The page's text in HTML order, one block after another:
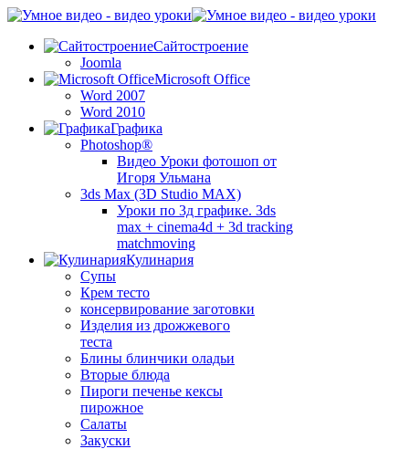
Сайтостроение
Joomla
Microsoft Office
Word 2007
Word 2010
Графика
Photoshop®
Видео Уроки фотошоп от
Игоря Ульмана
3ds Max (3D Studio MAX)
Уроки по 3д графике. 3ds
max + cinema4d + 3d tracking
matchmoving
Кулинария
Супы
Крем тесто
консервирование заготовки
Изделия из дрожжевого
теста
Блины блинчики оладьи
Вторые блюда
Пироги печенье кексы
пирожное
Салаты
Закуски